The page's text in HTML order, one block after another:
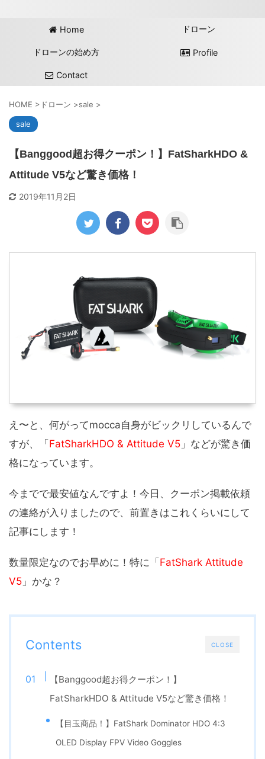
Home ドローン
ドローンの始め方 Profile
Contact
HOME > ドローン >sale >
sale
【Banggood超お得クーポン！】FatSharkHDO &
Attitude V5など驚き価格！
2019年11月2日
え〜と、何がってmocca自身がビックリしているんで
すが、「FatSharkHDO & Attitude V5 」などが驚き価
格になっています。
今までで最安値なんですよ！今日、クーポン掲載依頼
の連絡が入りましたので、前置きはこれくらいにして
記事にします！
数量限定なのでお早めに！特に「FatShark Attitude
V5 」かな？
CLOSE
Contents
【Banggood超お得クーポン！】
FatSharkHDO & Attitude V5など驚き価格！
【目玉商品！】FatShark Dominator HDO 4:3
OLED Display FPV Video Goggles